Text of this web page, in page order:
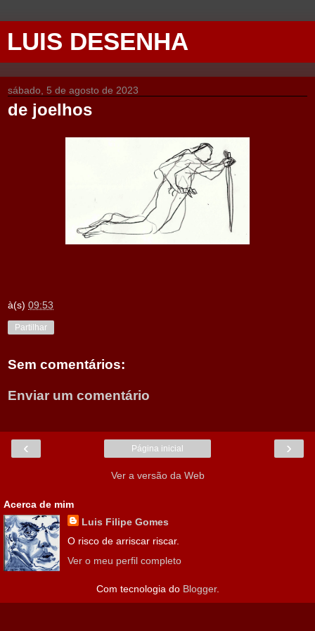
LUIS DESENHA
sábado, 5 de agosto de 2023
de joelhos
à(s) 09:53
Partilhar
Sem comentários:
Enviar um comentário
‹ ›
Página inicial
Ver a versão da Web
Acerca de mim
Luis Filipe Gomes
O risco de arriscar riscar.
Ver o meu perfil completo
Com tecnologia do Blogger.